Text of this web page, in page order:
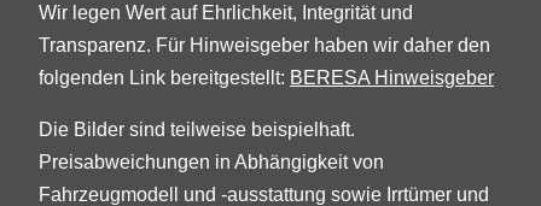
Wir legen Wert auf Ehrlichkeit, Integrität und
Transparenz. Für Hinweisgeber haben wir daher den
folgenden Link bereitgestellt: BERESA Hinweisgeber
Die Bilder sind teilweise beispielhaft.
Preisabweichungen in Abhängigkeit von
Fahrzeugmodell und -ausstattung sowie Irrtümer und